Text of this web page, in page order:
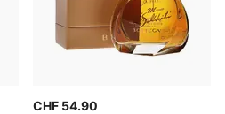
CHF 54.90